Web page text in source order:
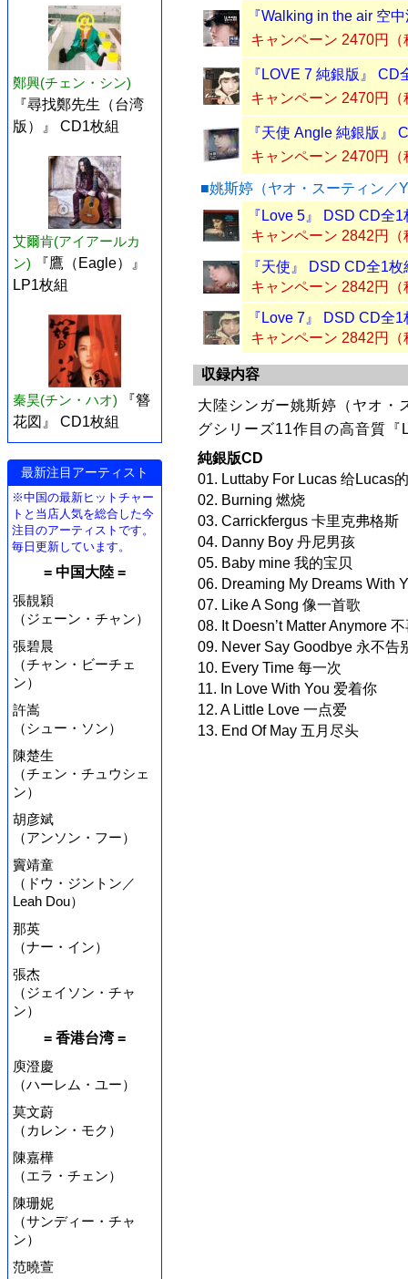
鄭興(チェン・シン)
『尋找鄭先生（台湾
版）』 CD1枚組
艾爾肯(アイアールカ
ン)
『鷹（Eagle）』
LP1枚組
秦昊(チン・ハオ)
『簪
花図』 CD1枚組
最新注目アーティスト
※中国の最新ヒットチャー
トと当店人気を総合した今
注目のアーティストです。
毎日更新しています。
= 中国大陸 =
張靚穎
（ジェーン・チャン）
張碧晨
（チャン・ビーチェ
ン）
許嵩
（シュー・ソン）
陳楚生
（チェン・チュウシェ
ン）
胡彦斌
（アンソン・フー）
竇靖童
（ドウ・ジントン／
Leah Dou）
那英
（ナー・イン）
張杰
（ジェイソン・チャ
ン）
= 香港台湾 =
庾澄慶
（ハーレム・ユー）
莫文蔚
（カレン・モク）
陳嘉樺
（エラ・チェン）
陳珊妮
（サンディー・チャ
ン）
范曉萱
『Walking in the air 空
キャンペーン 2470円（
『LOVE 7 純銀版』 CD
キャンペーン 2470円（
『天使 Angle 純銀版』
キャンペーン 2470円（
■姚斯婷（ヤオ・スーティン／
『Love 5』 DSD CD全1
キャンペーン 2842円（
『天使』 DSD CD全1枚
キャンペーン 2842円（
『Love 7』 DSD CD全1
キャンペーン 2842円（
収録内容
大陸シンガー姚斯婷（ヤオ
グシリーズ11作目の高音質
純銀版CD
01. Luttaby For Lucas 给Lucas
02. Burning 燃烧
03. Carrickfergus 卡里克弗格斯
04. Danny Boy 丹尼男孩
05. Baby mine 我的宝贝
06. Dreaming My Dreams With
07. Like A Song 像一首歌
08. It Doesn’t Matter Anymore
09. Never Say Goodbye 永不告
10. Every Time 每一次
11. In Love With You 爱着你
12. A Little Love 一点爱
13. End Of May 五月尽头